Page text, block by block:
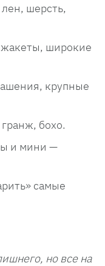
шерсть,
широкие
крупные
бохо.
и мини —
самые
но все на